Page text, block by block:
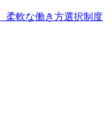
柔軟な働き方選択制度